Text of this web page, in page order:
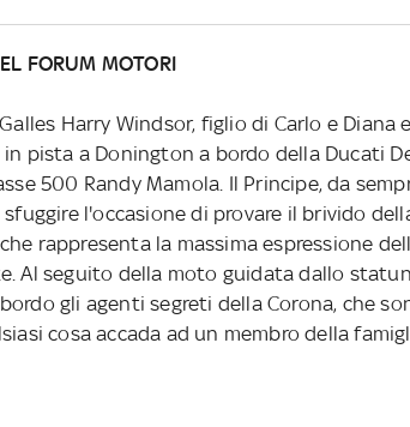
FORUM MOTORI
Harry Windsor, figlio di Carlo e Diana
pista a Donington a bordo della Ducati
500 Randy Mamola. Il Principe, da
l'occasione di provare il brivido
rappresenta la massima espressione
Al seguito della moto guidata dallo
gli agenti segreti della Corona, che
cosa accada ad un membro della